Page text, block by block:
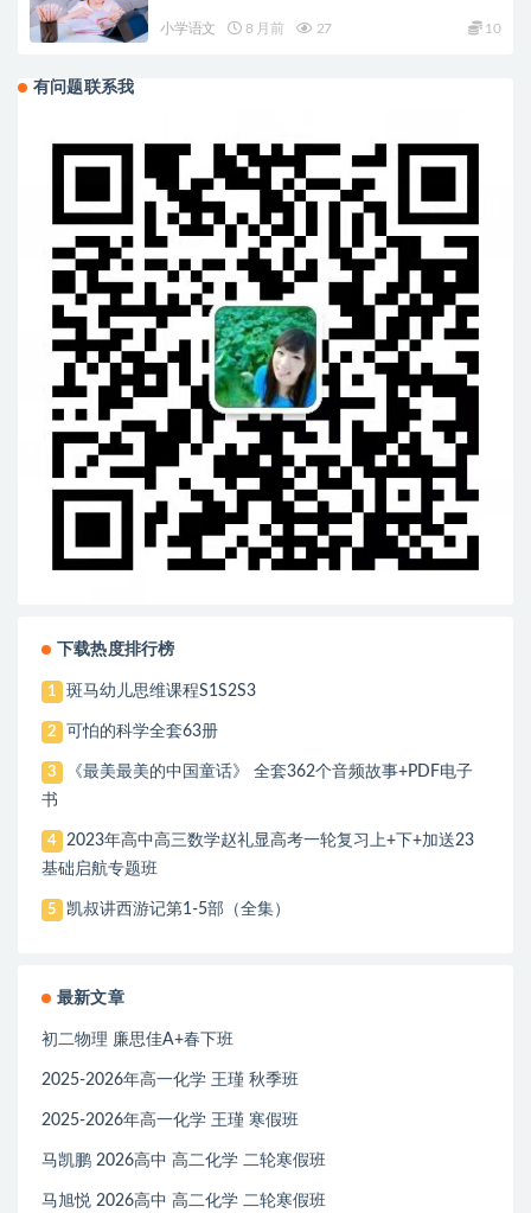
小学语文 8 月前 27 10
有问题联系我
下载热度排行榜
1 斑马幼儿思维课程S1S2S3
2 可怕的科学全套63册
3
《最美最美的中国童话》 全套362个音频故事+PDF电子
书
4
2023年高中高三数学赵礼显高考一轮复习上+下+加送23
基础启航专题班
5 凯叔讲西游记第1-5部（全集）
最新文章
初二物理 廉思佳A+春下班
2025-2026年高一化学 王瑾 秋季班
2025-2026年高一化学 王瑾 寒假班
马凯鹏 2026高中 高二化学 二轮寒假班
马旭悦 2026高中 高二化学 二轮寒假班